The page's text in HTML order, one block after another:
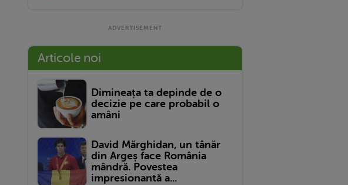
Articole noi
Dimineața ta depinde de o
decizie pe care probabil o
amâni
David Mărghidan, un tânăr
din Argeș face România
mândră. Povestea
impresionantă a...